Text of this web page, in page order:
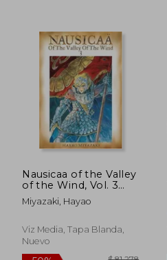
50%
dcto.
$ 128.190
$ 64.095
Nausicaa of the Valley
of the Wind, Vol. 3
(Nausicaä of the
Valley of the Wind)
Miyazaki, Hayao
Viz Media, Tapa Blanda,
Nuevo